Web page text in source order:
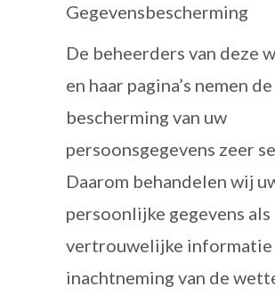
Gegevensbescherming
De beheerders van deze
en haar pagina’s nemen de
bescherming van uw
persoonsgegevens zeer
Daarom behandelen wij
persoonlijke gegevens als
vertrouwelijke informatie
inachtneming van de